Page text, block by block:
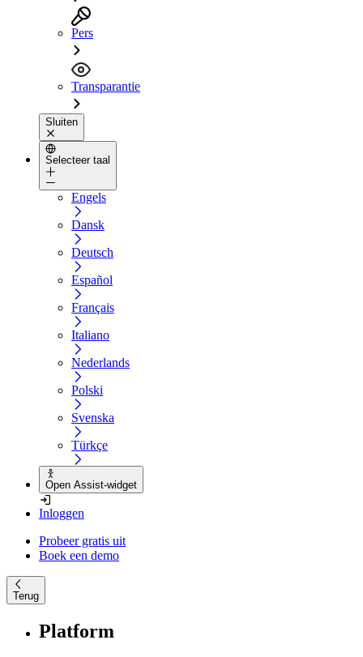
Pers
Transparantie
Sluiten
Selecteer taal
Engels
Dansk
Deutsch
Español
Français
Italiano
Nederlands
Polski
Svenska
Türkçe
Open Assist-widget
Inloggen
Probeer gratis uit
Boek een demo
Terug
Platform